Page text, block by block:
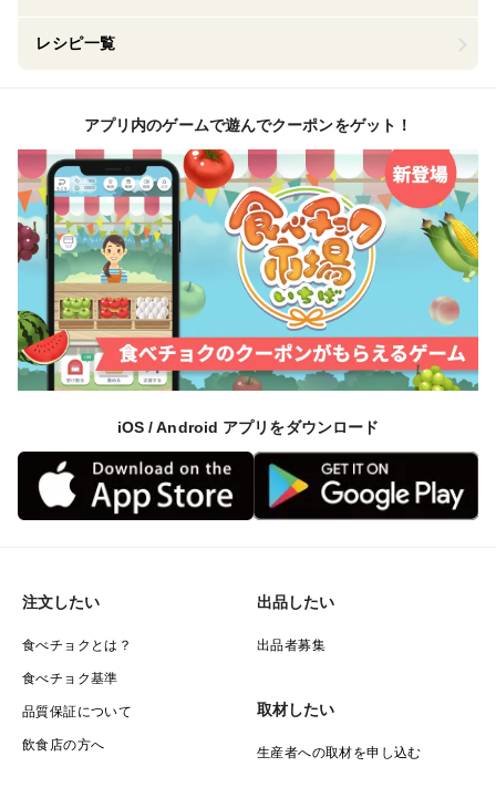
レシピ一覧
アプリ内のゲームで遊んでクーポンをゲット！
iOS / Android アプリをダウンロード
注文したい
食べチョクとは？
食べチョク基準
品質保証について
飲食店の方へ
出品したい
出品者募集
取材したい
生産者への取材を申し込む